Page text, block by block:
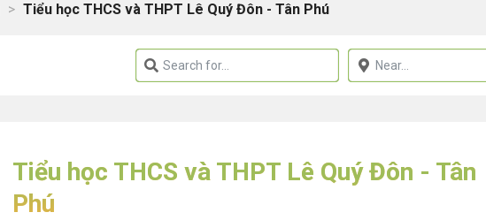
> Tiểu học THCS và THPT Lê Quý Đôn - Tân Phú
Tiểu học THCS và THPT Lê Quý Đôn - Tân
Phú